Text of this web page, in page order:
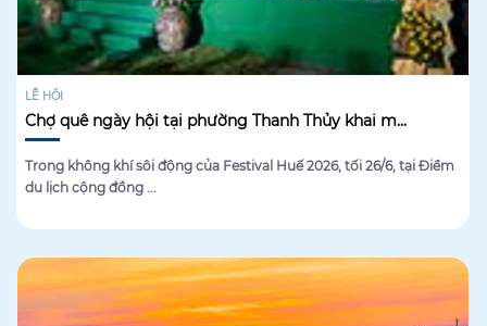
LỄ HỘI
Chợ quê ngày hội tại phường Thanh Thủy khai m...
Trong không khí sôi động của Festival Huế 2026, tối 26/6, tại Điểm
du lịch cộng đồng ...